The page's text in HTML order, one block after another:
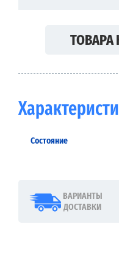
ТОВАРА
Состояние
ВАРИАНТЫ
ДОСТАВКИ